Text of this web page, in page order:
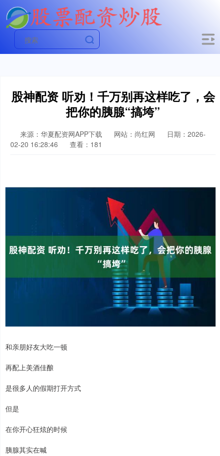
股神配资 听劝！千万别再这样吃了，会
把你的胰腺“搞垮”
来源：华夏配资网APP下载 网站：尚红网
日期：2026-
02-20 16:28:46
查看：181
和亲朋好友大吃一顿
再配上美酒佳酿
是很多人的假期打开方式
但是
在你开心狂炫的时候
胰腺其实在喊